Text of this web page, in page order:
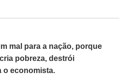
mal para a nação, porque
pobreza, destrói
o economista.